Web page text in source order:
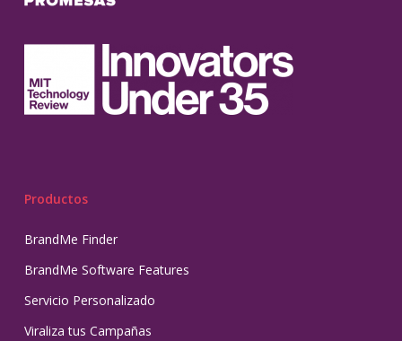
Productos
BrandMe Finder
BrandMe Software Features
Servicio Personalizado
Viraliza tus Campañas